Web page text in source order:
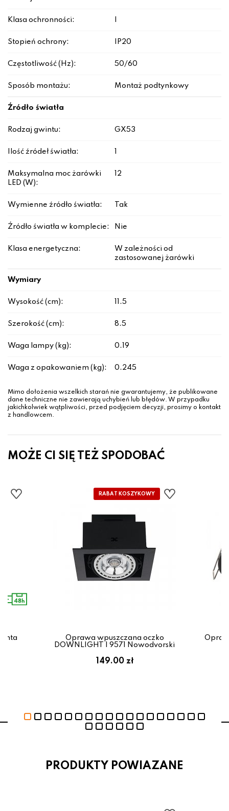
Klasa ochronności:
Stopień ochrony: IP20
Częstotliwość (Hz): 50/60
Sposób montażu: Montaż podtynkowy
Źródło światła
Rodzaj gwintu: GX53
Ilość źródeł światła:
Maksymalna moc żarówki
LED (W):
12
Wymienne źródło światła: Tak
Źródło światła w komplecie: Nie
Klasa energetyczna:
W zależności od
zastosowanej żarówki
Wymiary
Wysokość (cm): 11.5
Szerokość (cm): 8.5
Waga lampy (kg): 0.19
Waga z opakowaniem (kg): 0.245
Mimo dołożenia wszelkich starań nie gwarantujemy, że publikowane
dane techniczne nie zawierają uchybień lub błędów. W przypadku
jakichkolwiek wątpliwości, przed podjęciem decyzji, prosimy o kontakt
z handlowcem.
MOŻE CI SIĘ TEŻ SPODOBAĆ
Oprawa wpuszczana oczko
DOWNLIGHT I 9571 Nowodvorski
149.00 zł
PRODUKTY POWIAZANE